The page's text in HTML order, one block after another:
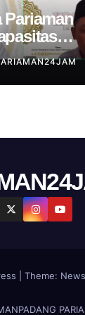
Theme:
PADANG